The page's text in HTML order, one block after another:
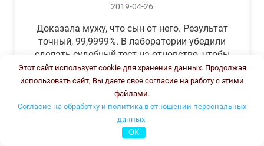
2019-04-26
Доказала мужу, что сын от него. Результат
точный, 99,9999%. В лаборатории убедили
сделать судебный тест на отцовство, чтобы
можно было предъявить в суде. Результат
был готов через неделю, как и
обещали.Теперь муж бегает и извиняется.
Этот сайт использует cookie для хранения данных. Продолжая
использовать сайт, Вы даете свое согласие на работу с этими
файлами.
Согласие на обработку и политика в отношении персональных
данных.
OK